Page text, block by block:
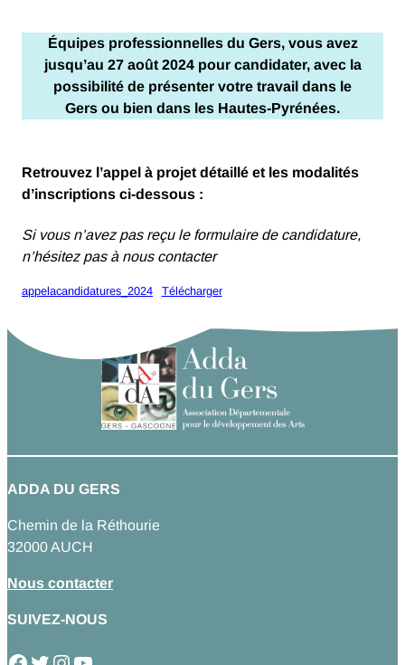
Équipes professionnelles du Gers, vous avez
jusqu’au 27 août 2024pour candidater, avec la
possibilité de présenter votre travail dans le
Gers ou bien dans les Hautes-Pyrénées.
Retrouvez l’appel à projet détaillé et les modalités
d’inscriptions ci-dessous :
Si vous n’avez pas reçu le formulaire de candidature,
n’hésitez pas à nous contacter
appelacandidatures_2024 Télécharger
ADDA DU GERS
Chemin de la Réthourie
32000 AUCH
Nous contacter
SUIVEZ-NOUS